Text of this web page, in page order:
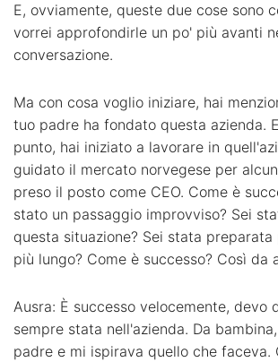
E, ovviamente, queste due cose sono
vorrei approfondirle un po' più avanti
conversazione.
Ma con cosa voglio iniziare, hai
tuo padre ha fondato questa azienda.
punto, hai iniziato a lavorare in
guidato il mercato norvegese per
preso il posto come CEO. Come è
stato un passaggio improvviso? Sei
questa situazione? Sei stata
più lungo? Come è successo? Così da
Ausra: È successo velocemente, devo
sempre stata nell'azienda. Da
padre e mi ispirava quello che faceva.